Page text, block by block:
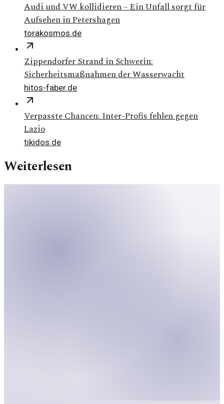
Audi und VW kollidieren – Ein Unfall sorgt für
Aufsehen in Petershagen
torakosmos.de
Zippendorfer Strand in Schwerin:
Sicherheitsmaßnahmen der Wasserwacht
hitos-faber.de
Verpasste Chancen: Inter-Profis fehlen gegen
Lazio
tikidos.de
Weiterlesen